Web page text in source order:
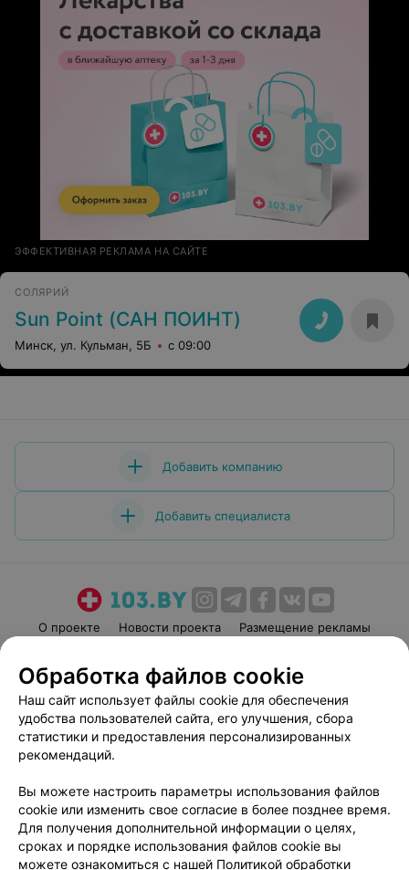
ЭФФЕКТИВНАЯ РЕКЛАМА НА САЙТЕ
СОЛЯРИЙ
Sun Point (САН ПОИНТ)
Минск, ул. Кульман, 5Б с 09:00
Добавить компанию
Добавить специалиста
О проекте Новости проекта
Размещение рекламы
Пользовательское соглашение
Способы оплаты
Вакансии
Партнеры
Написать руководителю 103.by
Обработка персональных данных
Обработка файлов cookie
Наш сайт использует файлы cookie для обеспечения
удобства пользователей сайта, его улучшения, сбора
статистики и предоставления персонализированных
рекомендаций.
Вы можете настроить параметры использования файлов
cookie или изменить свое согласие в более позднее время.
Для получения дополнительной информации о целях,
сроках и порядке использования файлов cookie вы
можете ознакомиться с нашей Политикой обработки